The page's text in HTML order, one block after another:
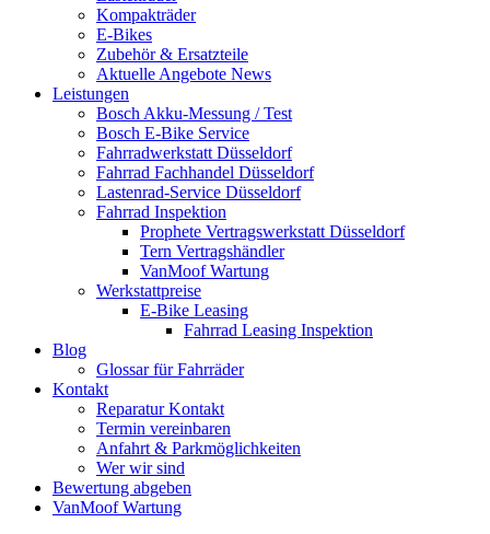
Kompakträder
E-Bikes
Zubehör & Ersatzteile
Aktuelle Angebote News
Leistungen
Bosch Akku-Messung / Test
Bosch E-Bike Service
Fahrradwerkstatt Düsseldorf
Fahrrad Fachhandel Düsseldorf
Lastenrad-Service Düsseldorf
Fahrrad Inspektion
Prophete Vertragswerkstatt Düsseldorf
Tern Vertragshändler
VanMoof Wartung
Werkstattpreise
E-Bike Leasing
Fahrrad Leasing Inspektion
Blog
Glossar für Fahrräder
Kontakt
Reparatur Kontakt
Termin vereinbaren
Anfahrt & Parkmöglichkeiten
Wer wir sind
Bewertung abgeben
VanMoof Wartung